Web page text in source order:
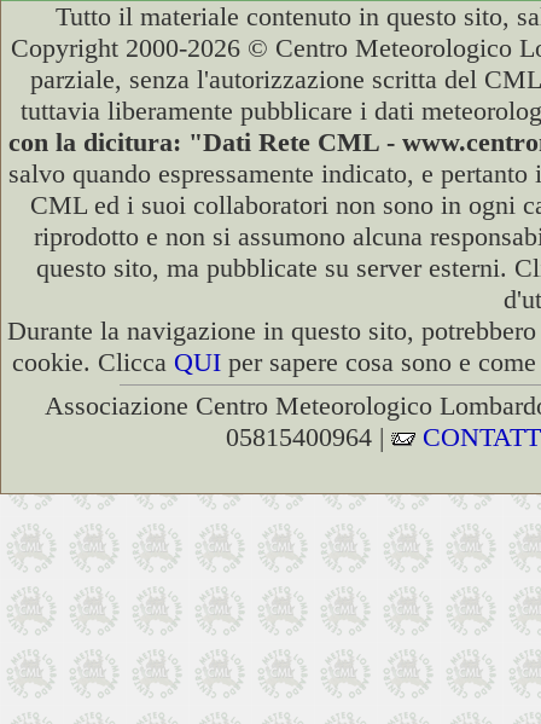
Tutto il materiale contenuto in questo sito,
Copyright 2000-2026 © Centro Meteorologico
parziale, senza l'autorizzazione scritta del
tuttavia liberamente pubblicare i dati
con la dicitura: "Dati Rete CML -
salvo quando espressamente indicato, e
CML ed i suoi collaboratori non sono in ogni
riprodotto e non si assumono alcuna
questo sito, ma pubblicate su server esterni.
Durante la navigazione in questo sito,
cookie. Clicca QUI per sapere cosa sono e
Associazione Centro Meteorologico
05815400964 |